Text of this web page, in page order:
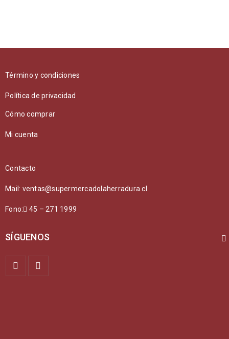
Término y condiciones
Política de privacidad
Cómo comprar
Mi cuenta
Contacto
Mail: ventas@supermercadolaherradura.cl
Fono: 45 – 271 1999
SÍGUENOS